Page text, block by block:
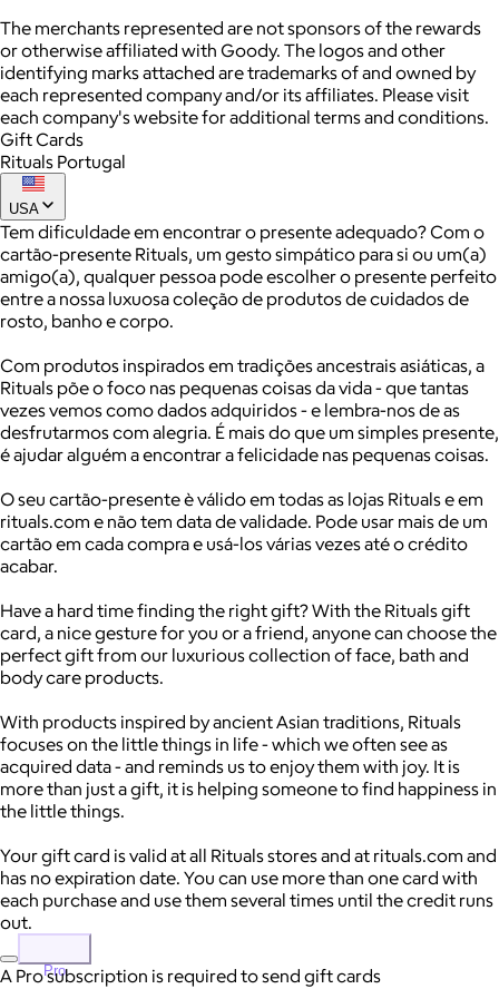
The merchants represented are not sponsors of the rewards
or otherwise affiliated with Goody. The logos and other
identifying marks attached are trademarks of and owned by
each represented company and/or its affiliates. Please visit
each company's website for additional terms and conditions.
Gift Cards
Rituals Portugal
USA
Tem dificuldade em encontrar o presente adequado? Com o
cartão-presente Rituals, um gesto simpático para si ou um(a)
amigo(a), qualquer pessoa pode escolher o presente perfeito
entre a nossa luxuosa coleção de produtos de cuidados de
rosto, banho e corpo.
Com produtos inspirados em tradições ancestrais asiáticas, a
Rituals põe o foco nas pequenas coisas da vida - que tantas
vezes vemos como dados adquiridos - e lembra-nos de as
desfrutarmos com alegria. É mais do que um simples presente,
é ajudar alguém a encontrar a felicidade nas pequenas coisas.
O seu cartão-presente è válido em todas as lojas Rituals e em
rituals.com e não tem data de validade. Pode usar mais de um
cartão em cada compra e usá-los várias vezes até o crédito
acabar.
Have a hard time finding the right gift? With the Rituals gift
card, a nice gesture for you or a friend, anyone can choose the
perfect gift from our luxurious collection of face, bath and
body care products.
With products inspired by ancient Asian traditions, Rituals
focuses on the little things in life - which we often see as
acquired data - and reminds us to enjoy them with joy. It is
more than just a gift, it is helping someone to find happiness in
the little things.
Your gift card is valid at all Rituals stores and at rituals.com and
has no expiration date. You can use more than one card with
each purchase and use them several times until the credit runs
out.
Pro
A Pro subscription is required to send gift cards